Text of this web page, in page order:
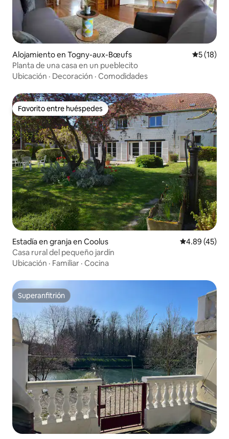
Alojamiento en Togny-aux-Bœufs
5 (18)
Planta de una casa en un pueblecito
Ubicación · Decoración · Comodidades
Favorito entre huéspedes
Favorito entre huéspedes
Estadía en granja en Coolus Calificación
4.89 (45)
Casa rural del pequeño jardín
Ubicación · Familiar · Cocina
Superanfitrión
Superanfitrión